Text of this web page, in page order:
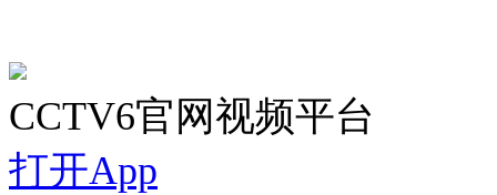
CCTV6官网视频平台
打开App